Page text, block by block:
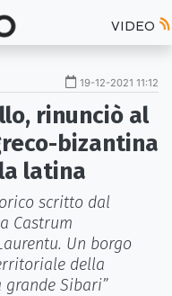
VIDEO
19-12-2021 11:12
rinunciò al
bizantina
latina
scritto dal
Castrum
Un borgo
della
grande Sibari”